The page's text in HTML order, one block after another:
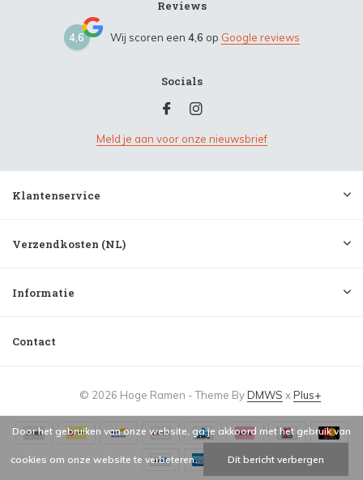
Reviews
4,6 Wij scoren een 4,6 op Google reviews
Socials
Meld je aan voor onze nieuwsbrief
Klantenservice
Verzendkosten (NL)
Informatie
Contact
© 2026 Hoge Ramen - Theme ByDMWS xPlus+
Door het gebruiken van onze website, ga je akkoord met het gebruik van
cookies om onze website te verbeteren. Dit bericht verbergen